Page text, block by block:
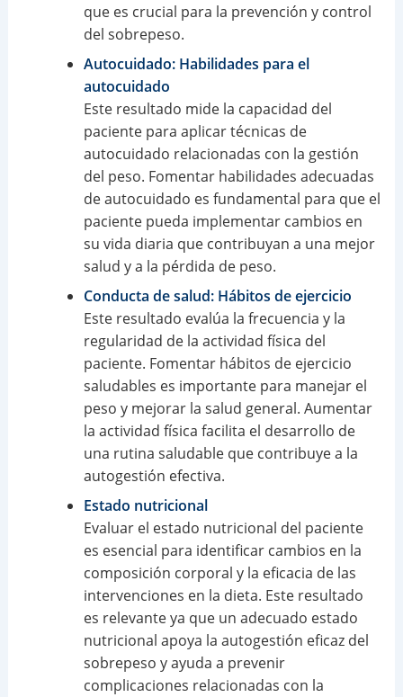
que es crucial para la prevención y control
del sobrepeso.
Autocuidado: Habilidades para el
autocuidado
Este resultado mide la capacidad del
paciente para aplicar técnicas de
autocuidado relacionadas con la gestión
del peso. Fomentar habilidades adecuadas
de autocuidado es fundamental para que el
paciente pueda implementar cambios en
su vida diaria que contribuyan a una mejor
salud y a la pérdida de peso.
Conducta de salud: Hábitos de ejercicio
Este resultado evalúa la frecuencia y la
regularidad de la actividad física del
paciente. Fomentar hábitos de ejercicio
saludables es importante para manejar el
peso y mejorar la salud general. Aumentar
la actividad física facilita el desarrollo de
una rutina saludable que contribuye a la
autogestión efectiva.
Estado nutricional
Evaluar el estado nutricional del paciente
es esencial para identificar cambios en la
composición corporal y la eficacia de las
intervenciones en la dieta. Este resultado
es relevante ya que un adecuado estado
nutricional apoya la autogestión eficaz del
sobrepeso y ayuda a prevenir
complicaciones relacionadas con la